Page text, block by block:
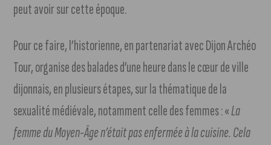
peut avoir sur cette époque.
Pour ce faire, l’historienne, en partenariat avec Dijon Archéo
Tour, organise des balades d’une heure dans le cœur de ville
dijonnais, en plusieurs étapes, sur la thématique de la
sexualité médiévale, notamment celle des femmes : «La
femme du Moyen-Âge n’était pas enfermée à la cuisine. Cela